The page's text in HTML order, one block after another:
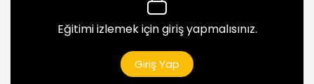
Eğitimi izlemek için giriş yapmalısınız.
Giriş Yap